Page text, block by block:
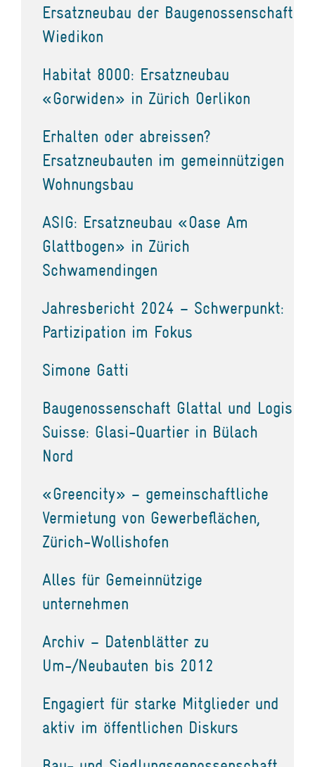
Ersatzneubau der Baugenossenschaft
Wiedikon
Habitat 8000: Ersatzneubau
«Gorwiden» in Zürich Oerlikon
Erhalten oder abreissen?
Ersatzneubauten im gemeinnützigen
Wohnungsbau
ASIG: Ersatzneubau «Oase Am
Glattbogen» in Zürich
Schwamendingen
Jahresbericht 2024 – Schwerpunkt:
Partizipation im Fokus
Simone Gatti
Baugenossenschaft Glattal und Logis
Suisse: Glasi-Quartier in Bülach
Nord
«Greencity» – gemeinschaftliche
Vermietung von Gewerbeflächen,
Zürich-Wollishofen
Alles für Gemeinnützige
unternehmen
Archiv – Datenblätter zu
Um-/Neubauten bis 2012
Engagiert für starke Mitglieder und
aktiv im öffentlichen Diskurs